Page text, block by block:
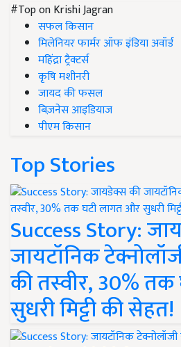
#Top on Krishi Jagran
सफल किसान
मिलेनियर फार्मर ऑफ इंडिया अवॉर्ड
महिंद्रा ट्रैक्टर्स
कृषि मशीनरी
जायद की फसल
बिज़नेस आइडियाज
पीएम किसान
Top Stories
Success Story:
जायटॉनिक
की तस्वीर, 30%
सुधरी मिट्टी की सेहत!